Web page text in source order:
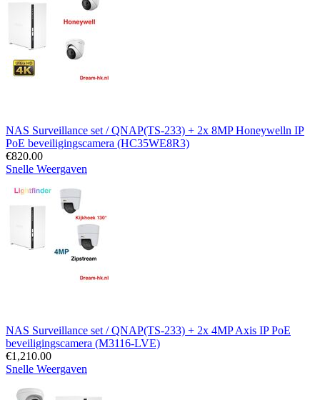
NAS Surveillance set / QNAP(TS-233) + 2x 8MP Honeywelln IP
PoE beveiligingscamera (HC35WE8R3)
€820.00
Snelle Weergaven
NAS Surveillance set / QNAP(TS-233) + 2x 4MP Axis IP PoE
beveiligingscamera (M3116-LVE)
€1,210.00
Snelle Weergaven